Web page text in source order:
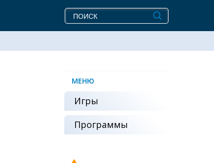
МЕНЮ
Игры
Программы